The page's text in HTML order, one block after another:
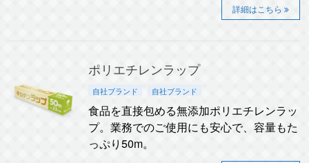
詳細はこちら
ポリエチレンラップ
自社ブランド 自社ブランド
食品を直接包める無添加ポリエチレンラッ
プ。業務でのご使用にも安心で、容量もた
っぷり50m。